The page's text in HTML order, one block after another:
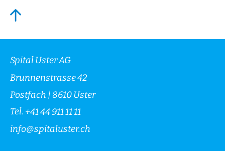
Spital Uster AG
Brunnenstrasse 42
Postfach | 8610 Uster
Tel. +41 44 911 11 11
info@spitaluster.ch